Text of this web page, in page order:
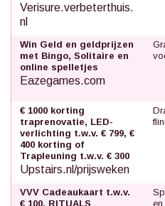
Verisure.verbeterthuis.
nl
Win Geld en geldprijzen
met Bingo, Solitaire en
online spelletjes
Eazegames.com
€ 1000 korting
traprenovatie, LED-
verlichting t.w.v. € 799, €
400 korting of
Trapleuning t.w.v. € 300
Upstairs.nl/prijsweken
VVV Cadeaukaart t.w.v.
€ 100, RITUALS
en